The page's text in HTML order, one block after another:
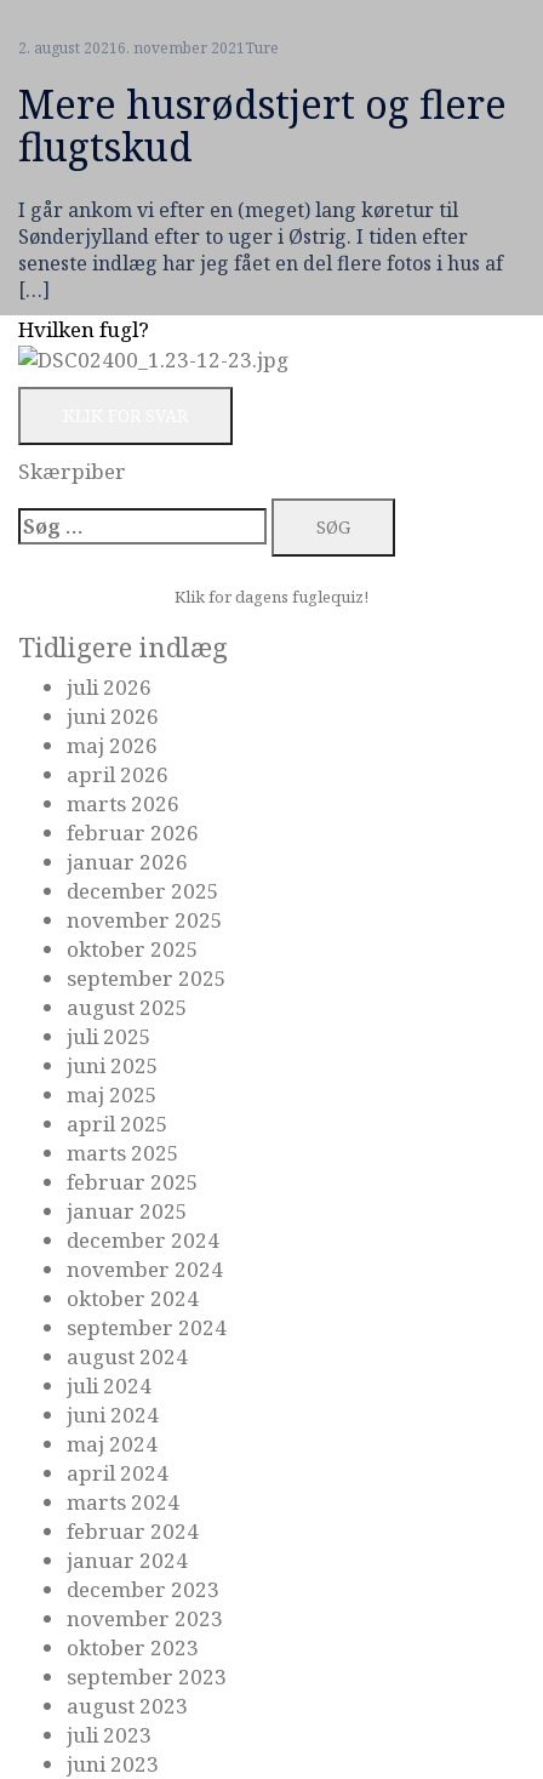
2. august 20216. november 2021Ture
Mere husrødstjert og flere
flugtskud
I går ankom vi efter en (meget) lang køretur til
Sønderjylland efter to uger i Østrig. I tiden efter
seneste indlæg har jeg fået en del flere fotos i hus af
[…]
Hvilken fugl?
Skærpiber
Søg
efter:
Klik for dagens fuglequiz!
Tidligere indlæg
juli 2026
juni 2026
maj 2026
april 2026
marts 2026
februar 2026
januar 2026
december 2025
november 2025
oktober 2025
september 2025
august 2025
juli 2025
juni 2025
maj 2025
april 2025
marts 2025
februar 2025
januar 2025
december 2024
november 2024
oktober 2024
september 2024
august 2024
juli 2024
juni 2024
maj 2024
april 2024
marts 2024
februar 2024
januar 2024
december 2023
november 2023
oktober 2023
september 2023
august 2023
juli 2023
juni 2023